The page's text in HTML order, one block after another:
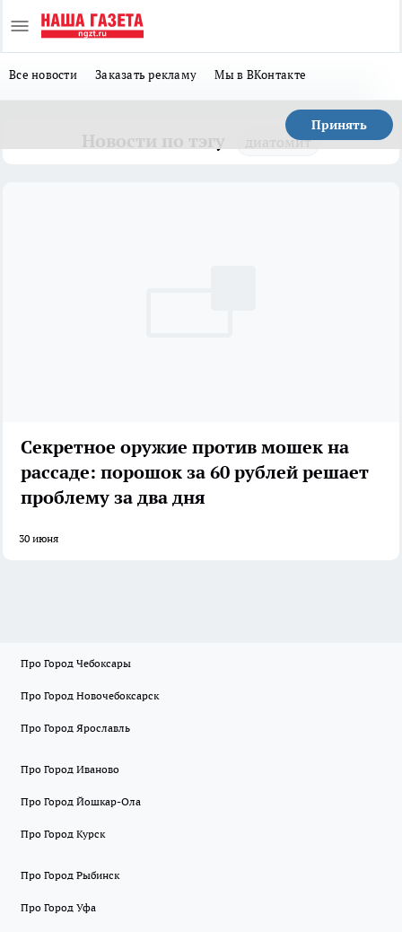
Все новости Заказать рекламу Мы в ВКонтакте
Принять
диатомит
Секретное оружие против мошек на
рассаде: порошок за 60 рублей решает
проблему за два дня
30 июня
Про Город Чебоксары
Про Город Новочебоксарск
Про Город Ярославль
Про Город Иваново
Про Город Йошкар-Ола
Про Город Курск
Про Город Рыбинск
Про Город Уфа